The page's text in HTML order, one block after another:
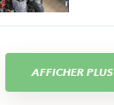
AFFICHER PLUS